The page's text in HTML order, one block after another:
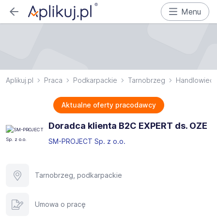
Menu
Aplikuj.pl Praca Podkarpackie Tarnobrzeg Handlowiec
Aktualne oferty pracodawcy
Doradca klienta B2C EXPERT ds. OZE
SM-PROJECT Sp. z o.o.
Tarnobrzeg, podkarpackie
Umowa o pracę